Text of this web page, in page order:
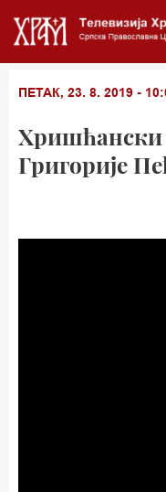
ПЕТАК, 23. 8. 2019 -
Хришћански
Григорије